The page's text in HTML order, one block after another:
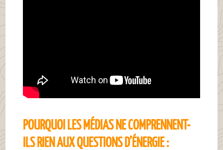
POURQUOI LES MÉDIAS NE COMPRENNENT-
ILS RIEN AUX QUESTIONS D’ÉNERGIE :